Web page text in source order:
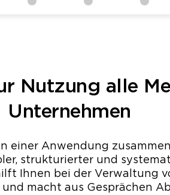
Nutzung alle
Unternehmen
einer Anwendung
strukturierter und
Ihnen bei der Verwaltung
und macht aus Gesprächen